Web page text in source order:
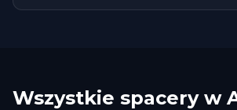
Wszystkie spacery w